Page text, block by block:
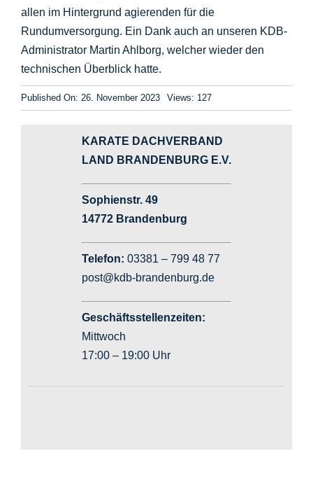
allen im Hintergrund agierenden für die
Rundumversorgung. Ein Dank auch an unseren KDB-
Administrator Martin Ahlborg, welcher wieder den
technischen Überblick hatte.
Published On: 26. November 2023 Views: 127
KARATE DACHVERBAND
LAND BRANDENBURG E.V.
Sophienstr. 49
14772 Brandenburg
Telefon: 03381 – 799 48 77
post@kdb-brandenburg.de
Geschäftsstellenzeiten:
Mittwoch
17:00 – 19:00 Uhr